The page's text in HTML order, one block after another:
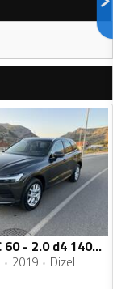
Volvo - XC 60 - 2.0 d4 140kw
2019 Dizel